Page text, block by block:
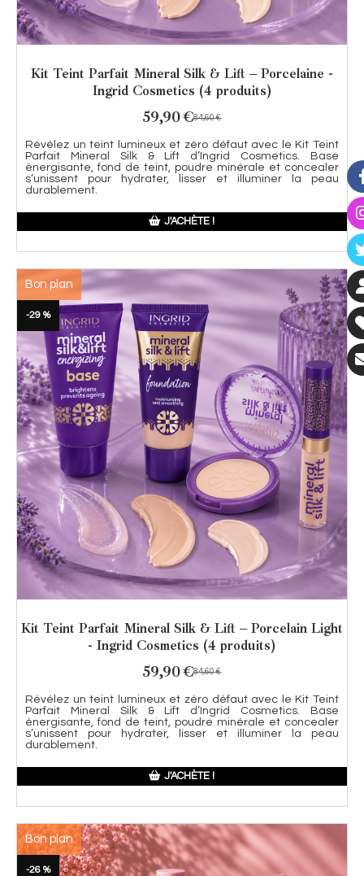
Kit Teint Parfait Mineral Silk & Lift – Porcelaine -
Ingrid Cosmetics (4 produits)
59,90€84,60€
Révélez un teint lumineux et zéro défaut avec le Kit Teint
Parfait Mineral Silk & Lift d’Ingrid Cosmetics. Base
énergisante, fond de teint, poudre minérale et concealer
s’unissent pour hydrater, lisser et illuminer la peau
durablement.
J'ACHÈTE !
Bon plan
-29 %
Kit Teint Parfait Mineral Silk & Lift – Porcelain Light
- Ingrid Cosmetics (4 produits)
59,90€84,60€
Révélez un teint lumineux et zéro défaut avec le Kit Teint
Parfait Mineral Silk & Lift d’Ingrid Cosmetics. Base
énergisante, fond de teint, poudre minérale et concealer
s’unissent pour hydrater, lisser et illuminer la peau
durablement.
J'ACHÈTE !
Bon plan
-26 %